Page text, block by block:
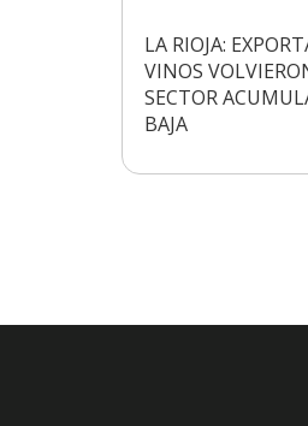
LA RIOJA:
VINOS
SECTOR
BAJA